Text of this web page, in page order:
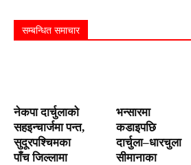
सम्बन्धित समाचार
नेकपा दार्चुलाको
सहइन्चार्जमा पन्त,
सुदूरपश्चिमका
पाँच जिल्लामा
भन्सारमा
कडाइपछि
दार्चुला–धारचुला
सीमानाका